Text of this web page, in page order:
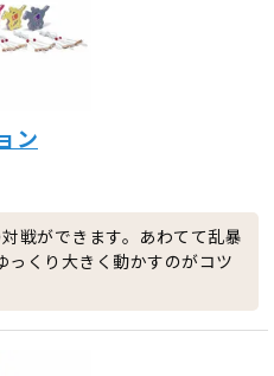
ン
戦ができます。あわてて乱暴
っくり大きく動かすのがコツ